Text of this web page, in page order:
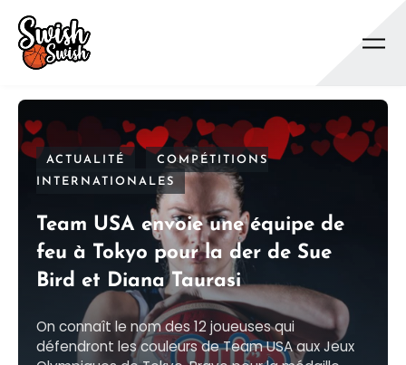
ACTUALITÉ
COMPÉTITIONS
INTERNATIONALES
Team USA envoie une équipe de
feu à Tokyo pour la der de Sue
Bird et Diana Taurasi
On connaît le nom des 12 joueuses qui
défendront les couleurs de Team USA aux Jeux